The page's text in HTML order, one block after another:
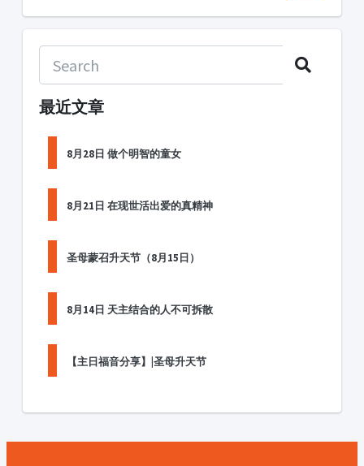
最近文章
8月28日 做个明智的童女
8月21日 在现世活出爱的真精神
圣母蒙召升天节（8月15日）
8月14日 天主结合的人不可拆散
【主日福音分享】|圣母升天节